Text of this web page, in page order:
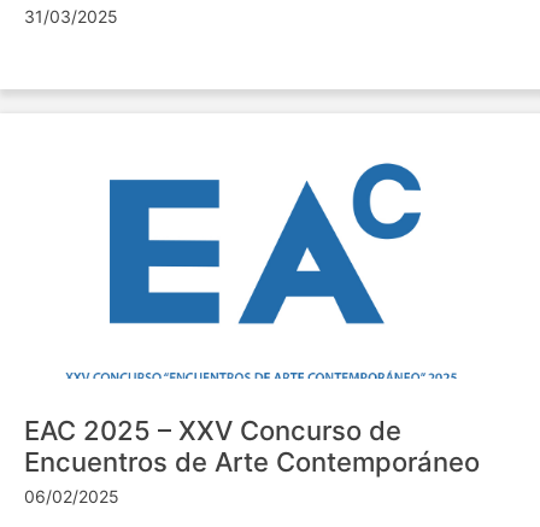
31/03/2025
EAC 2025 – XXV Concurso de
Encuentros de Arte Contemporáneo
06/02/2025